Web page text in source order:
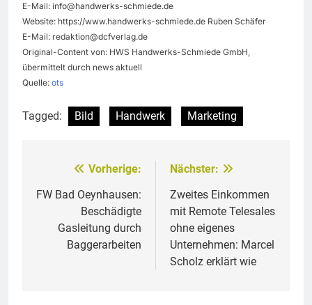
E-Mail: info@handwerks-schmiede.de
Website: https://www.handwerks-schmiede.de Ruben Schäfer
E-Mail: redaktion@dcfverlag.de
Original-Content von: HWS Handwerks-Schmiede GmbH,
übermittelt durch news aktuell
Quelle: ots
Tagged: Bild Handwerk Marketing
Beitragsnavigation
Vorherige:
FW Bad Oeynhausen:
Beschädigte
Gasleitung durch
Baggerarbeiten
Nächster:
Zweites Einkommen
mit Remote Telesales
ohne eigenes
Unternehmen: Marcel
Scholz erklärt wie